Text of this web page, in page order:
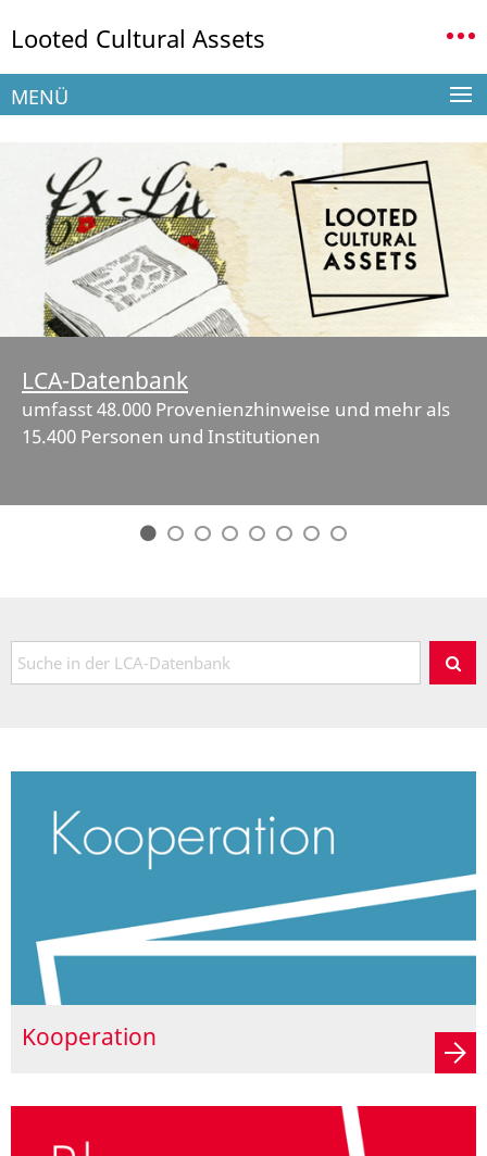
direkt
Inhalt
Looted Cultural Assets
Service-
Navigation
MENÜ
LCA-Datenbank
umfasst 48.000 Provenienzhinweise und mehr als
15.400 Personen und Institutionen
Kooperation